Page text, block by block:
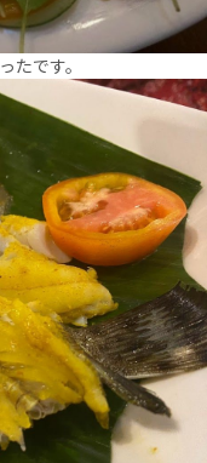
です。